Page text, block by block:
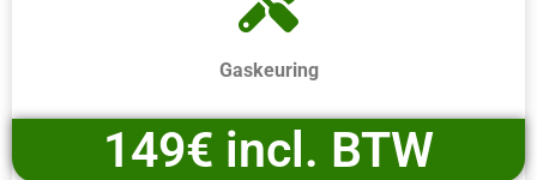
Gaskeuring
149€ incl. BTW